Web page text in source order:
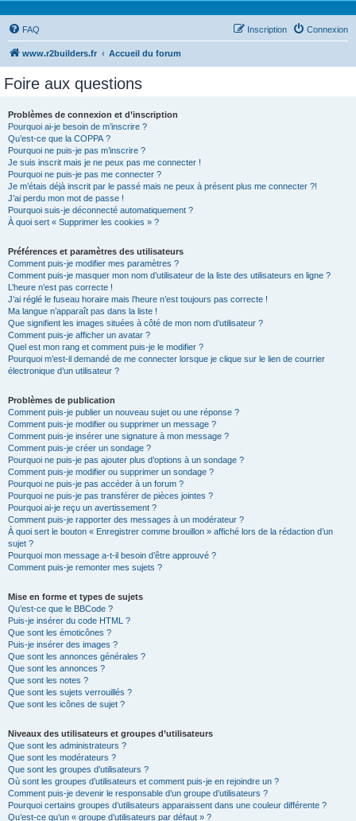
FAQ Connexion
Inscription
www.r2builders.fr Accueil du forum
Foire aux questions
Problèmes de connexion et d’inscription
Pourquoi ai-je besoin de m’inscrire ?
Qu’est-ce que la COPPA ?
Pourquoi ne puis-je pas m’inscrire ?
Je suis inscrit mais je ne peux pas me connecter !
Pourquoi ne puis-je pas me connecter ?
Je m’étais déjà inscrit par le passé mais ne peux à présent plus me connecter ?!
J’ai perdu mon mot de passe !
Pourquoi suis-je déconnecté automatiquement ?
À quoi sert « Supprimer les cookies » ?
Préférences et paramètres des utilisateurs
Comment puis-je modifier mes paramètres ?
Comment puis-je masquer mon nom d’utilisateur de la liste des utilisateurs en ligne ?
L’heure n’est pas correcte !
J’ai réglé le fuseau horaire mais l’heure n’est toujours pas correcte !
Ma langue n’apparaît pas dans la liste !
Que signifient les images situées à côté de mon nom d’utilisateur ?
Comment puis-je afficher un avatar ?
Quel est mon rang et comment puis-je le modifier ?
Pourquoi m’est-il demandé de me connecter lorsque je clique sur le lien de courrier
électronique d’un utilisateur ?
Problèmes de publication
Comment puis-je publier un nouveau sujet ou une réponse ?
Comment puis-je modifier ou supprimer un message ?
Comment puis-je insérer une signature à mon message ?
Comment puis-je créer un sondage ?
Pourquoi ne puis-je pas ajouter plus d’options à un sondage ?
Comment puis-je modifier ou supprimer un sondage ?
Pourquoi ne puis-je pas accéder à un forum ?
Pourquoi ne puis-je pas transférer de pièces jointes ?
Pourquoi ai-je reçu un avertissement ?
Comment puis-je rapporter des messages à un modérateur ?
À quoi sert le bouton « Enregistrer comme brouillon » affiché lors de la rédaction d’un
sujet ?
Pourquoi mon message a-t-il besoin d’être approuvé ?
Comment puis-je remonter mes sujets ?
Mise en forme et types de sujets
Qu’est-ce que le BBCode ?
Puis-je insérer du code HTML ?
Que sont les émoticônes ?
Puis-je insérer des images ?
Que sont les annonces générales ?
Que sont les annonces ?
Que sont les notes ?
Que sont les sujets verrouillés ?
Que sont les icônes de sujet ?
Niveaux des utilisateurs et groupes d’utilisateurs
Que sont les administrateurs ?
Que sont les modérateurs ?
Que sont les groupes d’utilisateurs ?
Où sont les groupes d’utilisateurs et comment puis-je en rejoindre un ?
Comment puis-je devenir le responsable d’un groupe d’utilisateurs ?
Pourquoi certains groupes d’utilisateurs apparaissent dans une couleur différente ?
Qu’est-ce qu’un « groupe d’utilisateurs par défaut » ?